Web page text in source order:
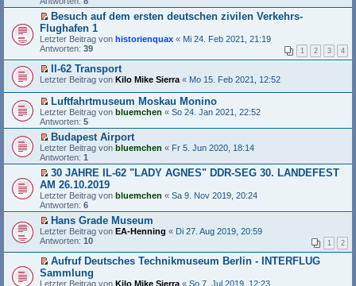
g
e
r
a
g
n
e
B
e
i
t
r
a
g
e
s
e
n
e
B
e
i
t
r
a
g
n
g
e
l
e
s
e
e
B
e
i
t
a
g
t
e
r
u
n
g
e
e
s
n
e
r
B
e
i
t
r
a
g
E
r
s
t
e
r
u
n
e
l
e
s
e
n
e
r
B
e
i
t
r
a
g
Besuch auf dem ersten deutschen zivilen Verkehrs-
Flughafen 1
Letzter Beitrag von historienquax « Mi 24. Feb 2021, 21:19
Antworten: 39 1 2 3 4
E
s
e
r
u
n
g
e
e
s
e
n
e
r
B
r
Il-62 Transport
Letzter Beitrag von Kilo Mike Sierra « Mo 15. Feb 2021, 12:52
E
r
s
e
r
u
n
g
e
l
e
s
e
n
e
r
B
e
Luftfahrtmuseum Moskau Monino
Letzter Beitrag von bluemchen « So 24. Jan 2021, 22:52
Antworten: 5
E
r
s
e
r
u
n
g
e
l
e
s
e
n
Budapest Airport
Letzter Beitrag von bluemchen « Fr 5. Jun 2020, 18:14
Antworten: 1
E
r
s
t
e
r
u
g
e
l
30 JAHRE IL-62 "LADY AGNES" DDR-SEG 30. LANDEFEST
AM 26.10.2019
Letzter Beitrag von bluemchen « Sa 9. Nov 2019, 20:24
Antworten: 6
E
r
e
r
Hans Grade Museum
Letzter Beitrag von EA-Henning « Di 27. Aug 2019, 20:59
Antworten: 10 1 2
E
r
Aufruf Deutsches Technikmuseum Berlin - INTERFLUG
Sammlung
Letzter Beitrag von Kilo Mike Sierra « So 7. Jul 2019, 12:23